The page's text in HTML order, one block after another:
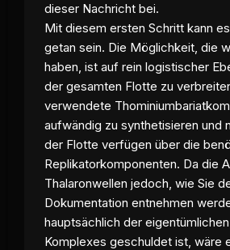
dieser Nachricht bei.
Mit diesem ersten Schritt kann
getan sein. Die Möglichkeit, die
haben, ist auf rein logistischer
der gesamten Flotte zu
verwendete
aufwändig zu synthetisieren und
der Flotte verfügen über die
Replikatorkomponenten. Da die
Thalaronwellen jedoch, wie Sie
Dokumentation entnehmen
hauptsächlich der
Komplexes geschuldet ist, wäre